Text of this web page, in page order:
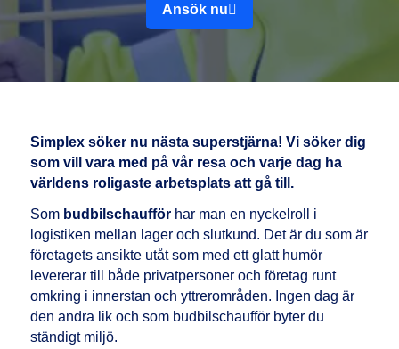
Ansök nu
Simplex söker nu nästa superstjärna! Vi söker dig
som vill vara med på vår resa och varje dag ha
världens roligaste arbetsplats att gå till.
Som budbilschaufför har man en nyckelroll i
logistiken mellan lager och slutkund. Det är du som är
företagets ansikte utåt som med ett glatt humör
levererar till både privatpersoner och företag runt
omkring i innerstan och yttrerområden. Ingen dag är
den andra lik och som budbilschaufför byter du
ständigt miljö.